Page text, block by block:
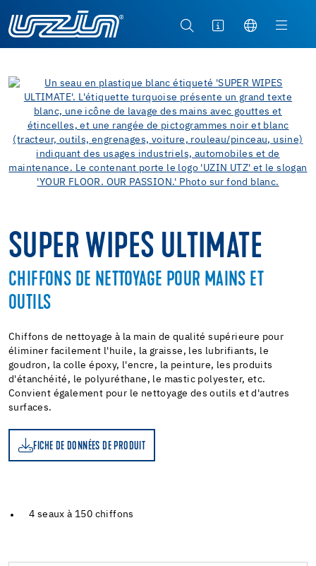
SUPER WIPES ULTIMATE
CHIFFONS DE NETTOYAGE POUR MAINS ET
OUTILS
Chiffons de nettoyage à la main de qualité supérieure pour
éliminer facilement l'huile, la graisse, les lubrifiants, le
goudron, la colle époxy, l'encre, la peinture, les produits
d'étanchéité, le polyuréthane, le mastic polyester, etc.
Convient également pour le nettoyage des outils et d'autres
surfaces.
FICHE DE DONNÉES DE PRODUIT
4 seaux à 150 chiffons